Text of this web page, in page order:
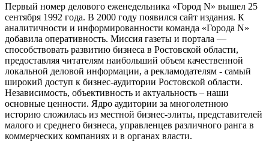
Первый номер делового еженедельника «Город N» вышел 25
сентября 1992 года. В 2000 году появился сайт издания. К
аналитичности и информированности команда «Города N»
добавила оперативность. Миссия газеты и портала —
способствовать развитию бизнеса в Ростовской области,
предоставляя читателям наибольший объем качественной
локальной деловой информации, а рекламодателям - самый
широкий доступ к бизнес-аудитории Ростовской области.
Независимость, объективность и актуальность – наши
основные ценности. Ядро аудитории за многолетнюю
историю сложилась из местной бизнес-элиты, представителей
малого и среднего бизнеса, управленцев различного ранга в
коммерческих компаниях и в органах власти.